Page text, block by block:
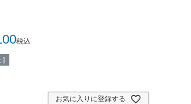
税込
]
お気に入りに登録する